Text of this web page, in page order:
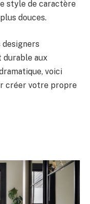
style de caractère
douces.
designers
durable aux
voici
créer votre propre